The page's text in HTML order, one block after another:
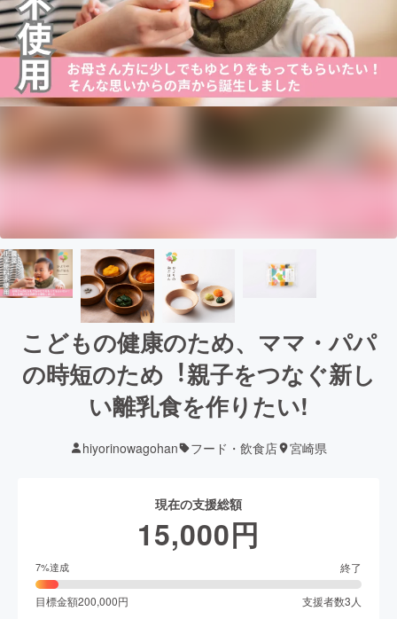
こどもの健康のため、ママ・パパ
の時短のため︕親⼦をつなぐ新し
い離乳⾷を作りたい!
hiyorinowagohan フード・飲食店 宮崎県
現在の支援総額
15,000円
7%達成 終了
目標金額200,000円 支援者数3 人